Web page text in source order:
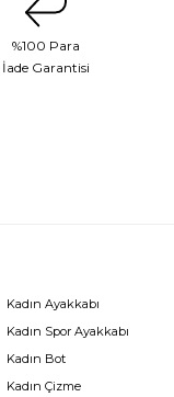
%100 Para
İade Garantisi
Kadın Ayakkabı
Kadın Spor Ayakkabı
Kadın Bot
Kadın Çizme